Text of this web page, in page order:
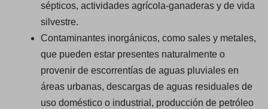
sépticos, actividades agrícola-ganaderas y de vida
silvestre.
Contaminantes inorgánicos, como sales y metales,
que pueden estar presentes naturalmente o
provenir de escorrentías de aguas pluviales en
áreas urbanas, descargas de aguas residuales de
uso doméstico o industrial, producción de petróleo